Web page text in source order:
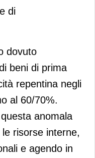
di
dovuto
beni di prima
repentina negli
al 60/70%.
anomala
risorse interne,
e agendo in